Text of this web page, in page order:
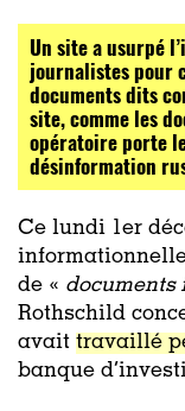
Un site a usurpé
journalistes pour
documents dits
site, comme les
opératoire porte
désinformation
Ce lundi 1er
de « documents
Rothschild
avait travaillé
banque